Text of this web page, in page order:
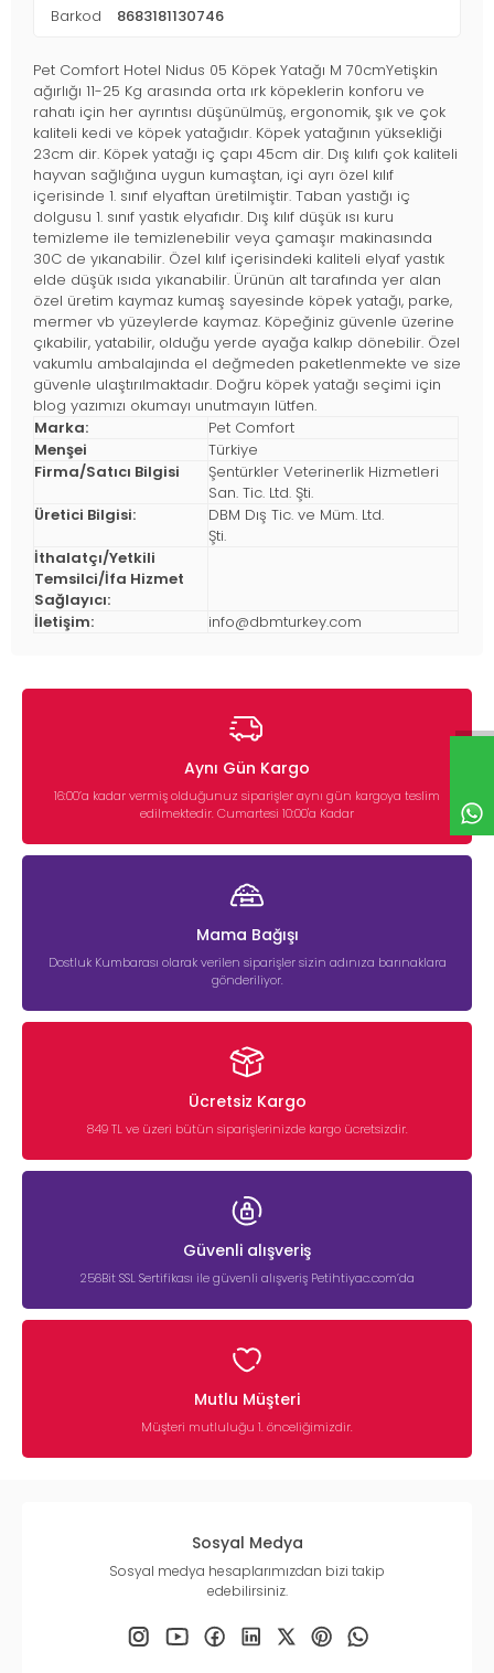
Barkod 8683181130746
Pet Comfort Hotel Nidus 05 Köpek Yatağı M 70cmYetişkin
ağırlığı 11-25 Kg arasında orta ırk köpeklerin konforu ve
rahatı için her ayrıntısı düşünülmüş, ergonomik, şık ve çok
kaliteli kedi ve köpek yatağıdır. Köpek yatağının yüksekliği
23cm dir. Köpek yatağı iç çapı 45cm dir. Dış kılıfı çok kaliteli
hayvan sağlığına uygun kumaştan, içi ayrı özel kılıf
içerisinde 1. sınıf elyaftan üretilmiştir. Taban yastığı iç
dolgusu 1. sınıf yastık elyafıdır. Dış kılıf düşük ısı kuru
temizleme ile temizlenebilir veya çamaşır makinasında
30C de yıkanabilir. Özel kılıf içerisindeki kaliteli elyaf yastık
elde düşük ısıda yıkanabilir. Ürünün alt tarafında yer alan
özel üretim kaymaz kumaş sayesinde köpek yatağı, parke,
mermer vb yüzeylerde kaymaz. Köpeğiniz güvenle üzerine
çıkabilir, yatabilir, olduğu yerde ayağa kalkıp dönebilir. Özel
vakumlu ambalajında el değmeden paketlenmekte ve size
güvenle ulaştırılmaktadır. Doğru köpek yatağı seçimi için
blog yazımızı okumayı unutmayın lütfen.
Marka:
Pet Comfort
Menşei
Türkiye
Firma/Satıcı Bilgisi
Şentürkler Veterinerlik Hizmetleri
San. Tic. Ltd. Şti.
Üretici Bilgisi:
DBM Dış Tic. ve Müm. Ltd.
Şti.
İthalatçı/Yetkili
Temsilci/İfa Hizmet
Sağlayıcı:
İletişim:
info@dbmturkey.com
Aynı Gün Kargo
16:00’a kadar vermiş olduğunuz siparişler aynı gün kargoya teslim
edilmektedir. Cumartesi 10:00'a Kadar
Mama Bağışı
Dostluk Kumbarası olarak verilen siparişler sizin adınıza barınaklara
gönderiliyor.
Ücretsiz Kargo
849 TL ve üzeri bütün siparişlerinizde kargo ücretsizdir.
Güvenli alışveriş
256Bit SSL Sertifikası ile güvenli alışveriş Petihtiyac.com’da
Mutlu Müşteri
Müşteri mutluluğu 1. önceliğimizdir.
Sosyal Medya
Sosyal medya hesaplarımızdan bizi takip
edebilirsiniz.